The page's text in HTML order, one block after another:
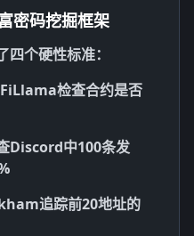
密码挖掘框架
个硬性标准：
检查合约是否
Discord中100条发
追踪前20地址的